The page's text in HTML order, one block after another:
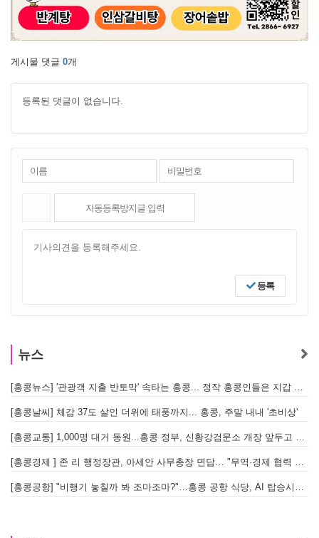
게시물 댓글 0개
등록된 댓글이 없습니다.
등록
뉴스
[홍콩뉴스] '관광객 지출 반토막' 속타는 홍콩... 정작 홍콩인들은 지갑 들고 해외로?
[홍콩날씨] 체감 37도 살인 더위에 태풍까지... 홍콩, 주말 내내 '초비상'
[홍콩교통] 1,000명 대거 동원...홍콩 정부, 신황강검문소 개장 앞두고 실전 훈련 돌입
[홍콩경제 ] 존 리 행정장관, 아세안 사무총장 면담… "무역·경제 협력 한층 강화한다"
[홍콩공항] "비행기 놓칠까 봐 조마조마?"…홍콩 공항 식당, AI 탑승시간 계산해 메뉴 추천해 준다